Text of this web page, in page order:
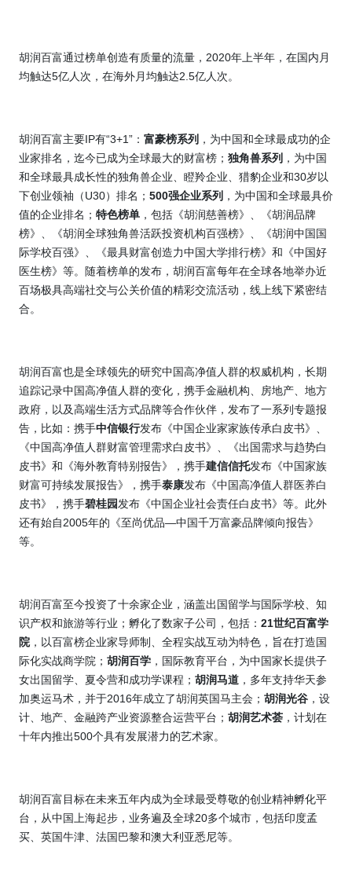
胡润百富通过榜单创造有质量的流量，2020年上半年，在国内月
均触达5亿人次，在海外月均触达2.5亿人次。
胡润百富主要IP有“3+1”： 富豪榜系列 ，为中国和全球最成功的企
业家排名，迄今已成为全球最大的财富榜； 独角兽系列 ，为中国
和全球最具成长性的独角兽企业、瞪羚企业、猎豹企业和30岁以
下创业领袖（U30）排名； 500强企业系列 ，为中国和全球最具价
值的企业排名； 特色榜单 ，包括《胡润慈善榜》、《胡润品牌
榜》、《胡润全球独角兽活跃投资机构百强榜》、《胡润中国国
际学校百强》、《最具财富创造力中国大学排行榜》和《中国好
医生榜》等。随着榜单的发布，胡润百富每年在全球各地举办近
百场极具高端社交与公关价值的精彩交流活动，线上线下紧密结
合。
胡润百富也是全球领先的研究中国高净值人群的权威机构，长期
追踪记录中国高净值人群的变化，携手金融机构、房地产、地方
政府，以及高端生活方式品牌等合作伙伴，发布了一系列专题报
告，比如：携手中信银行发布《中国企业家家族传承白皮书》、
《中国高净值人群财富管理需求白皮书》、《出国需求与趋势白
皮书》和《海外教育特别报告》，携手建信信托发布《中国家族
财富可持续发展报告》，携手泰康发布《中国高净值人群医养白
皮书》，携手碧桂园发布《中国企业社会责任白皮书》等。此外
还有始自2005年的《至尚优品—中国千万富豪品牌倾向报告》
等。
胡润百富至今投资了十余家企业，涵盖出国留学与国际学校、知
识产权和旅游等行业；孵化了数家子公司，包括： 21世纪百富学
院 ，以百富榜企业家导师制、全程实战互动为特色，旨在打造国
际化实战商学院； 胡润百学 ，国际教育平台，为中国家长提供子
女出国留学、夏令营和成功学课程； 胡润马道 ，多年支持华天参
加奥运马术，并于2016年成立了胡润英国马主会； 胡润光谷 ，设
计、地产、金融跨产业资源整合运营平台； 胡润艺术荟 ，计划在
十年内推出500个具有发展潜力的艺术家。
胡润百富目标在未来五年内成为全球最受尊敬的创业精神孵化平
台，从中国上海起步，业务遍及全球20多个城市，包括印度孟
买、英国牛津、法国巴黎和澳大利亚悉尼等。